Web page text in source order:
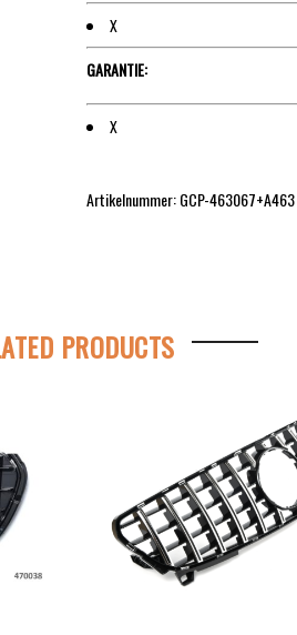
X
GARANTIE:
X
Artikelnummer: GCP-463067+A463
PRODUCTS